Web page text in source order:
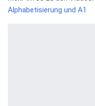
Alphabetisierung und A1